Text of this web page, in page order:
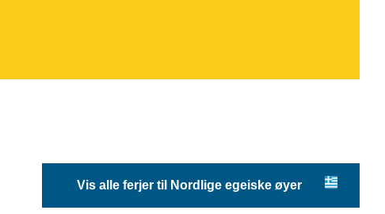
Vis alle ferjer til Nordlige egeiske øyer